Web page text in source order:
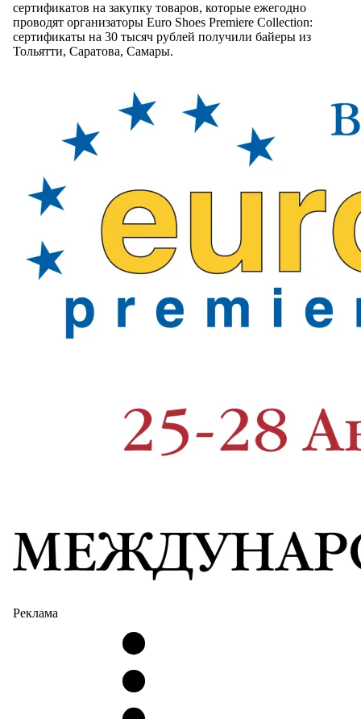
сертификатов на закупку товаров, которые ежегодно
проводят организаторы Euro Shoes Рremiere Collection:
сертификаты на 30 тысяч рублей получили байеры из
Тольятти, Саратова, Самары.
Реклама